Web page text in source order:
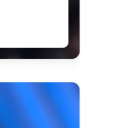
イトで6時
もっと楽